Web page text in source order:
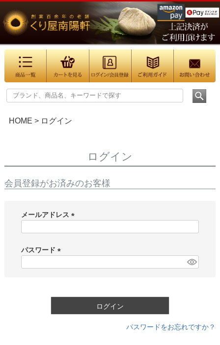
HOME ログイン
ログイン
会員登録がお済みのお客様
メールアドレス
)
パスワード
ログイン
パスワードをお忘れですか？